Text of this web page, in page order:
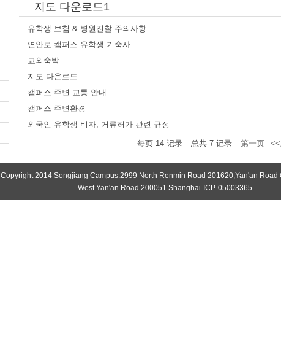
지도 다운로드1
유학생 보험 & 병원진찰 주의사항
연안로 캠퍼스 유학생 기숙사
교외숙박
지도 다운로드
캠퍼스 주변 교통 안내
캠퍼스 주변환경
외국인 유학생 비자, 거류허가 관련 규정
每页 14 记录 总共 7 记录 第一页
Copyright 2014 Songjiang Campus:2999 North Renmin Road 201620,Yan'an Road
West Yan'an Road 200051 Shanghai-ICP-05003365